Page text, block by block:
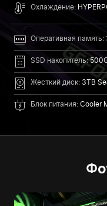
Охлаждение:
Оперативная память:
SSD накопитель:
Жесткий диск: 3TB
Блок питания: Cooler